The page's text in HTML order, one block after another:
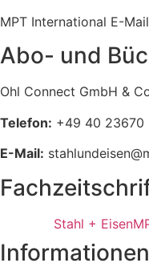
MPT International E-
Abo- und
Ohl Connect GmbH &
Telefon: +49 40 23670
E-Mail:
Stahl + Eisen
Informationen